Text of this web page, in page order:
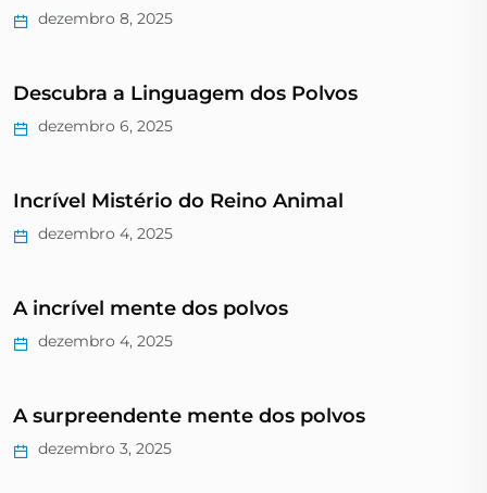
dezembro 8, 2025
Descubra a Linguagem dos Polvos
dezembro 6, 2025
Incrível Mistério do Reino Animal
dezembro 4, 2025
A incrível mente dos polvos
dezembro 4, 2025
A surpreendente mente dos polvos
dezembro 3, 2025